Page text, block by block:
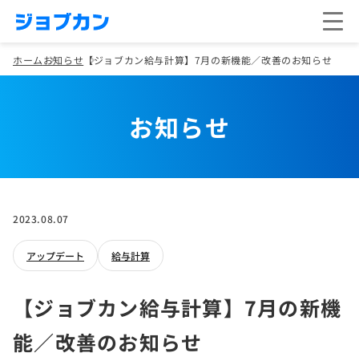
ホームお知らせ 【ジョブカン給与計算】7月の新機能／改善のお知らせ
お知らせ
2023.08.07
アップデート 給与計算
【ジョブカン給与計算】7月の新機
能／改善のお知らせ